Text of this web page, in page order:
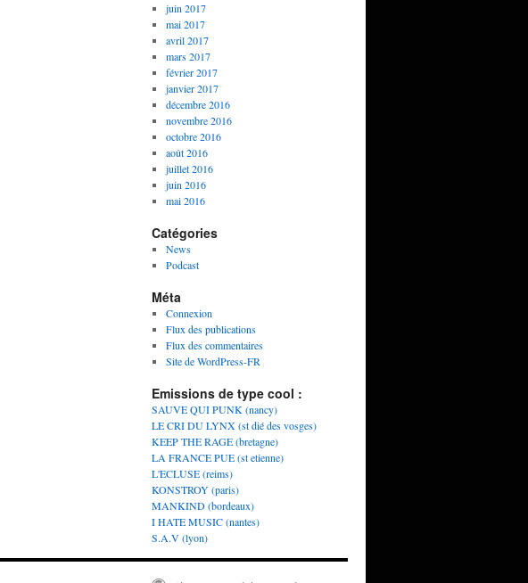
juin 2017
mai 2017
avril 2017
mars 2017
février 2017
janvier 2017
décembre 2016
novembre 2016
octobre 2016
août 2016
juillet 2016
juin 2016
mai 2016
Catégories
News
Podcast
Méta
Connexion
Flux des publications
Flux des commentaires
Site de WordPress-FR
Emissions de type cool :
SAUVE QUI PUNK (nancy)
LE CRI DU LYNX (st dié des vosges)
KEEP THE RAGE (bretagne)
LA FRANCE PUE (st etienne)
L'ECLUSE (reims)
KONSTROY (paris)
MANKIND (bordeaux)
I HATE MUSIC (nantes)
S.A.V (lyon)